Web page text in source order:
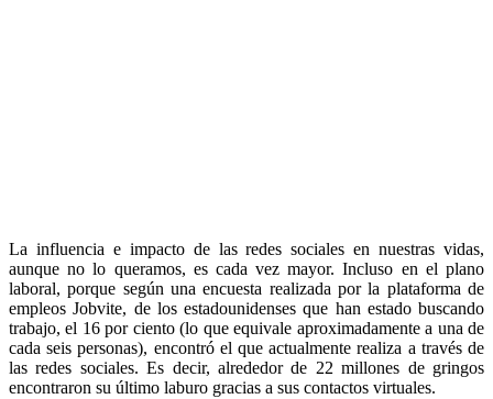
La influencia e impacto de las redes sociales en nuestras vidas,
aunque no lo queramos, es cada vez mayor. Incluso en el plano
laboral, porque según una encuesta realizada por la plataforma de
empleos Jobvite, de los estadounidenses que han estado buscando
trabajo, el 16 por ciento (lo que equivale aproximadamente a una de
cada seis personas), encontró el que actualmente realiza a través de
las redes sociales. Es decir, alrededor de 22 millones de gringos
encontraron su último laburo gracias a sus contactos virtuales.